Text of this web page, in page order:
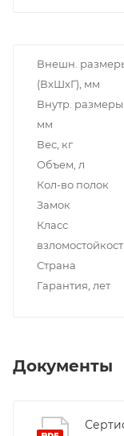
Внешн.
(ВxШxГ), мм
Внутр.
мм
Вес, кг
Объем, л
Кол-во полок
Замок
Класс
Страна
Гарантия, лет
Документы